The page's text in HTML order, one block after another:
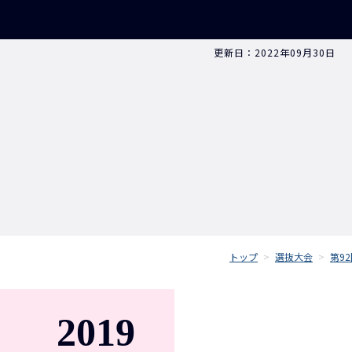
更新日：2022年09月30日
トップ > 選抜大会 > 第
2019